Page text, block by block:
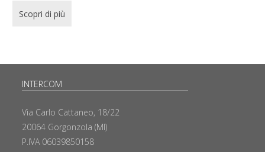
Scopri di più
INTERCOM
Via Carlo Cattaneo, 18/22
20064 Gorgonzola (MI)
P.IVA 06039850158